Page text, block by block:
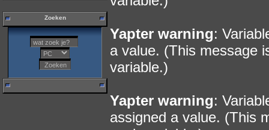
Zoeken
Yapter warning:
a value. (This message
variable.)
Yapter warning:
assigned a value. (This